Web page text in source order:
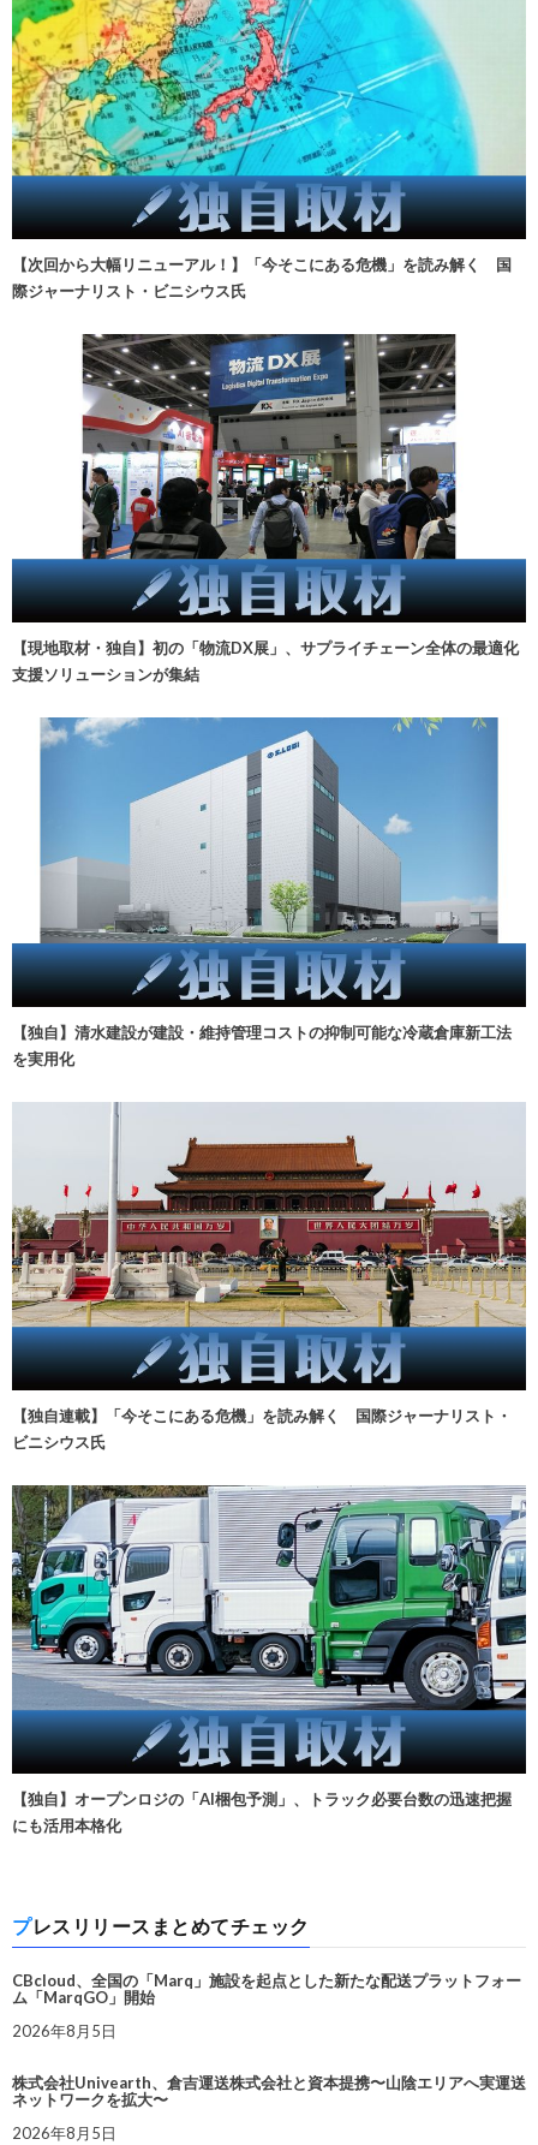
【次回から大幅リニューアル！】「今そこにある危機」を読み解く 国
際ジャーナリスト・ビニシウス氏
【現地取材・独自】初の「物流DX展」、サプライチェーン全体の最適化
支援ソリューションが集結
【独自】清水建設が建設・維持管理コストの抑制可能な冷蔵倉庫新工法
を実用化
【独自連載】「今そこにある危機」を読み解く 国際ジャーナリスト・
ビニシウス氏
【独自】オープンロジの「AI梱包予測」、トラック必要台数の迅速把握
にも活用本格化
プレスリリースまとめてチェック
CBcloud、全国の「Marq」施設を起点とした新たな配送プラットフォー
ム「MarqGO」開始
2026年8月5日
株式会社Univearth、倉吉運送株式会社と資本提携〜山陰エリアへ実運送
ネットワークを拡大〜
2026年8月5日